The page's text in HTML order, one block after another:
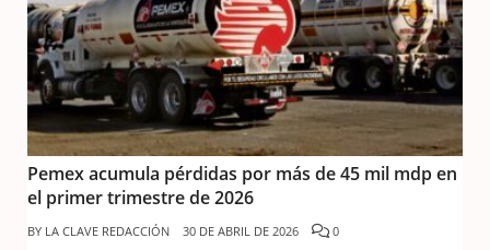
Pemex acumula pérdidas por más de 45 mil mdp en
el primer trimestre de 2026
BY LA CLAVE REDACCIÓN 30 DE ABRIL DE 2026 0